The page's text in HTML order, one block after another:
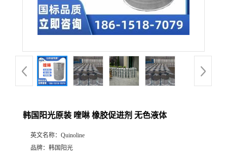
韩国阳光原装 喹啉 橡胶促进剂 无色液体
英文名称： Quinoline
品牌： 韩国阳光